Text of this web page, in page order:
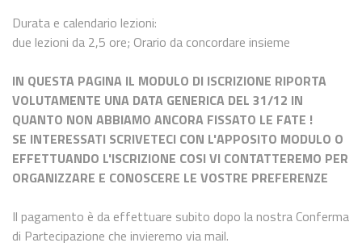
Durata e calendario lezioni:
due lezioni da 2,5 ore; Orario da concordare insieme
IN QUESTA PAGINA IL MODULO DI ISCRIZIONE RIPORTA
VOLUTAMENTE UNA DATA GENERICA DEL 31/12 IN
QUANTO NON ABBIAMO ANCORA FISSATO LE FATE !
SE INTERESSATI SCRIVETECI CON L'APPOSITO MODULO O
EFFETTUANDO L'ISCRIZIONE COSI VI CONTATTEREMO PER
ORGANIZZARE E CONOSCERE LE VOSTRE PREFERENZE
Il pagamento è da effettuare subito dopo la nostra Conferma
di Partecipazione che invieremo via mail.